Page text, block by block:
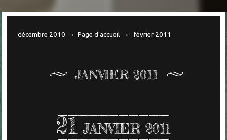
décembre 2010 Page d'accueil février 2011
JANVIER 2011
21 JANVIER 2011